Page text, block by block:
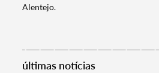
Alentejo.
últimas notícias